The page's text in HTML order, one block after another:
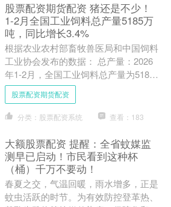
股票配资期货配资 猪还是不少！
1-2月全国工业饲料总产量5185万
吨，同比增长3.4%
根据农业农村部畜牧兽医局和中国饲料
工业协会发布的数据： 总产量：2026
年1-2月，全国工业饲料总产量为5185
万吨，同比增长3.4%。 分品种产量变
化： 配合....
股票配资期货配资
分类：股票配资系统 查看：183
大额股票配资 提醒：全省蚊媒监
测早已启动！市民看到这种杯
（桶）千万不要动！
春夏之交，气温回暖，雨水增多，正是
蚊虫活跃的时节。为有效防控登革热、